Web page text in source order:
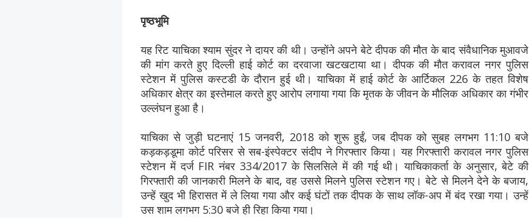
पृष्ठभूमि
यह रिट याचिका श्याम सुंदर ने दायर की थी। उन्होंने अपने बेटे दीपक की मौत के बाद संवैधानिक मुआवजे
की मांग करते हुए दिल्ली हाई कोर्ट का दरवाजा खटखटाया था। दीपक की मौत करावल नगर पुलिस
स्टेशन में पुलिस कस्टडी के दौरान हुई थी। याचिका में हाई कोर्ट के आर्टिकल 226 के तहत विशेष
अधिकार क्षेत्र का इस्तेमाल करते हुए आरोप लगाया गया कि मृतक के जीवन के मौलिक अधिकार का गंभीर
उल्लंघन हुआ है।
याचिका से जुड़ी घटनाएं 15 जनवरी, 2018 को शुरू हुईं, जब दीपक को सुबह लगभग 11:10 बजे
कड़कड़डूमा कोर्ट परिसर से सब-इंस्पेक्टर संदीप ने गिरफ्तार किया। यह गिरफ्तारी करावल नगर पुलिस
स्टेशन में दर्ज FIR नंबर 334/2017 के सिलसिले में की गई थी। याचिकाकर्ता के अनुसार, बेटे की
गिरफ्तारी की जानकारी मिलने के बाद, वह उससे मिलने पुलिस स्टेशन गए। बेटे से मिलने देने के बजाय,
उन्हें खुद भी हिरासत में ले लिया गया और कई घंटों तक दीपक के साथ लॉक-अप में बंद रखा गया। उन्हें
उस शाम लगभग 5:30 बजे ही रिहा किया गया।